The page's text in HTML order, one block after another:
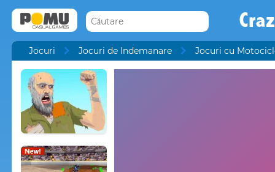
Jocuri Jocuri de Indemanare Jocuri cu